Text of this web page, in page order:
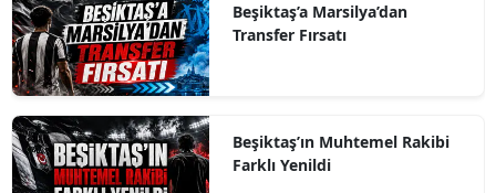
Beşiktaş’a Marsilya’dan
Transfer Fırsatı
Beşiktaş’ın Muhtemel Rakibi
Farklı Yenildi